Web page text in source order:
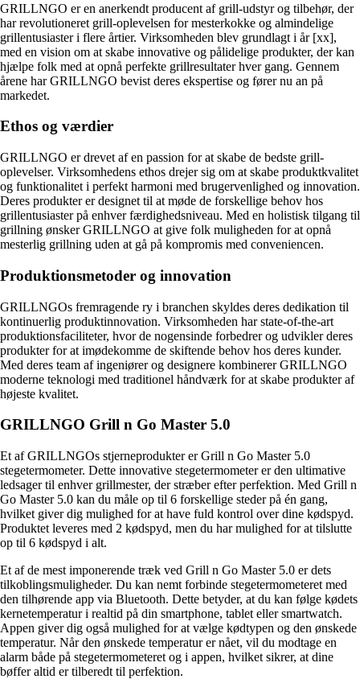
GRILLNGO er en anerkendt producent af grill-udstyr og tilbehør, der
har revolutioneret grill-oplevelsen for mesterkokke og almindelige
grillentusiaster i flere årtier. Virksomheden blev grundlagt i år [xx],
med en vision om at skabe innovative og pålidelige produkter, der kan
hjælpe folk med at opnå perfekte grillresultater hver gang. Gennem
årene har GRILLNGO bevist deres ekspertise og fører nu an på
markedet.
Ethos og værdier
GRILLNGO er drevet af en passion for at skabe de bedste grill-
oplevelser. Virksomhedens ethos drejer sig om at skabe produktkvalitet
og funktionalitet i perfekt harmoni med brugervenlighed og innovation.
Deres produkter er designet til at møde de forskellige behov hos
grillentusiaster på enhver færdighedsniveau. Med en holistisk tilgang til
grillning ønsker GRILLNGO at give folk muligheden for at opnå
mesterlig grillning uden at gå på kompromis med conveniencen.
Produktionsmetoder og innovation
GRILLNGOs fremragende ry i branchen skyldes deres dedikation til
kontinuerlig produktinnovation. Virksomheden har state-of-the-art
produktionsfaciliteter, hvor de nogensinde forbedrer og udvikler deres
produkter for at imødekomme de skiftende behov hos deres kunder.
Med deres team af ingeniører og designere kombinerer GRILLNGO
moderne teknologi med traditionel håndværk for at skabe produkter af
højeste kvalitet.
GRILLNGO Grill n Go Master 5.0
Et af GRILLNGOs stjerneprodukter er Grill n Go Master 5.0
stegetermometer. Dette innovative stegetermometer er den ultimative
ledsager til enhver grillmester, der stræber efter perfektion. Med Grill n
Go Master 5.0 kan du måle op til 6 forskellige steder på én gang,
hvilket giver dig mulighed for at have fuld kontrol over dine kødspyd.
Produktet leveres med 2 kødspyd, men du har mulighed for at tilslutte
op til 6 kødspyd i alt.
Et af de mest imponerende træk ved Grill n Go Master 5.0 er dets
tilkoblingsmuligheder. Du kan nemt forbinde stegetermometeret med
den tilhørende app via Bluetooth. Dette betyder, at du kan følge kødets
kernetemperatur i realtid på din smartphone, tablet eller smartwatch.
Appen giver dig også mulighed for at vælge kødtypen og den ønskede
temperatur. Når den ønskede temperatur er nået, vil du modtage en
alarm både på stegetermometeret og i appen, hvilket sikrer, at dine
bøffer altid er tilberedt til perfektion.